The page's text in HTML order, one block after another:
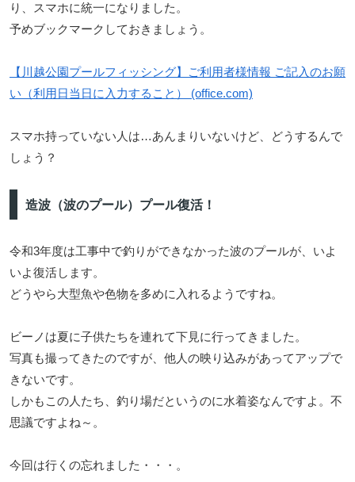
り、スマホに統一になりました。
予めブックマークしておきましょう。
【川越公園プールフィッシング】ご利用者様情報 ご記入のお願
い（利用日当日に入力すること） (office.com)
スマホ持っていない人は…あんまりいないけど、どうするんで
しょう？
造波（波のプール）プール復活！
令和3年度は工事中で釣りができなかった波のプールが、いよ
いよ復活します。
どうやら大型魚や色物を多めに入れるようですね。
ビーノは夏に子供たちを連れて下見に行ってきました。
写真も撮ってきたのですが、他人の映り込みがあってアップで
きないです。
しかもこの人たち、釣り場だというのに水着姿なんですよ。不
思議ですよね～。
今回は行くの忘れました・・・。